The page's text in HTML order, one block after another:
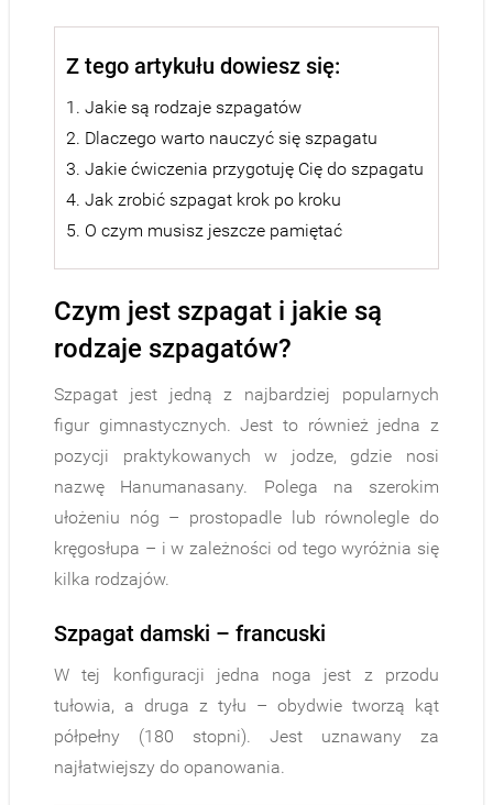
Z tego artykułu dowiesz się:
1. Jakie są rodzaje szpagatów
2. Dlaczego warto nauczyć się szpagatu
3. Jakie ćwiczenia przygotuję Cię do szpagatu
4. Jak zrobić szpagat krok po kroku
5. O czym musisz jeszcze pamiętać
Czym jest szpagat i jakie są
rodzaje szpagatów?
Szpagat jest jedną z najbardziej popularnych
figur gimnastycznych. Jest to również jedna z
pozycji praktykowanych w jodze, gdzie nosi
nazwę Hanumanasany. Polega na szerokim
ułożeniu nóg – prostopadle lub równolegle do
kręgosłupa – i w zależności od tego wyróżnia się
kilka rodzajów.
Szpagat damski – francuski
W tej konfiguracji jedna noga jest z przodu
tułowia, a druga z tyłu – obydwie tworzą kąt
półpełny (180 stopni). Jest uznawany za
najłatwiejszy do opanowania.